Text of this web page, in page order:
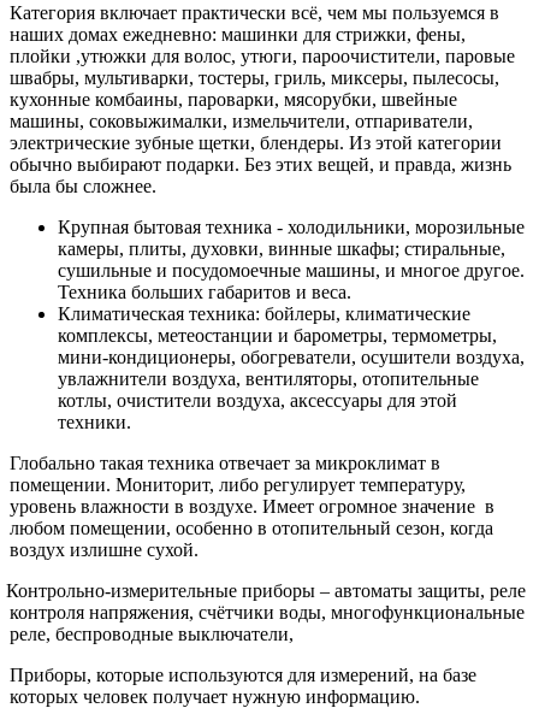
Категория включает практически всё, чем мы пользуемся в
наших домах ежедневно: машинки для стрижки, фены,
плойки ,утюжки для волос, утюги, пароочистители, паровые
швабры, мультиварки, тостеры, гриль, миксеры, пылесосы,
кухонные комбаины, пароварки, мясорубки, швейные
машины, соковыжималки, измельчители, отпариватели,
электрические зубные щетки, блендеры. Из этой категории
обычно выбирают подарки. Без этих вещей, и правда, жизнь
была бы сложнее.
Крупная бытовая техника - холодильники, морозильные
камеры, плиты, духовки, винные шкафы; стиральные,
сушильные и посудомоечные машины, и многое другое.
Техника больших габаритов и веса.
Климатическая техника: бойлеры, климатические
комплексы, метеостанции и барометры, термометры,
мини-кондиционеры, обогреватели, осушители воздуха,
увлажнители воздуха, вентиляторы, отопительные
котлы, очистители воздуха, аксессуары для этой
техники.
Глобально такая техника отвечает за микроклимат в
помещении. Мониторит, либо регулирует температуру,
уровень влажности в воздухе. Имеет огромное значение в
любом помещении, особенно в отопительный сезон, когда
воздух излишне сухой.
Контрольно-измерительные приборы – автоматы защиты, реле
контроля напряжения, счётчики воды, многофункциональные
реле, беспроводные выключатели,
Приборы, которые используются для измерений, на базе
которых человек получает нужную информацию.